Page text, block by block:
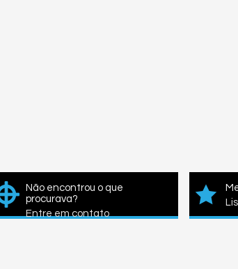
Não encontrou o que
procurava?
Entre em contato